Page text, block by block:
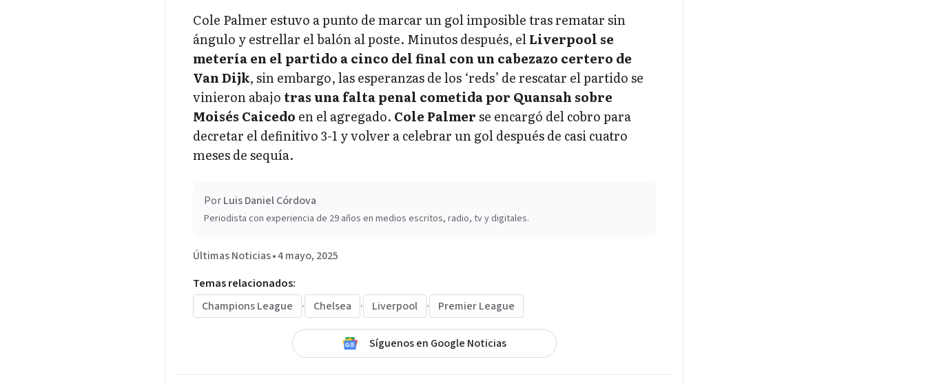
Cole Palmer estuvo a punto de marcar un gol imposible tras rematar sin
ángulo y estrellar el balón al poste. Minutos después, elLiverpool se
metería en el partido a cinco del final con un cabezazo certero de
Van Dijk, sin embargo, las esperanzas de los ‘reds’ de rescatar el partido se
vinieron abajo tras una falta penal cometida por Quansah sobre
Moisés Caicedo en el agregado. Cole Palmerse encargó del cobro para
decretar el definitivo 3-1 y volver a celebrar un gol después de casi cuatro
meses de sequía.
PorLuis Daniel Córdova
Periodista con experiencia de 29 años en medios escritos, radio, tv y digitales.
Últimas Noticias•4 mayo, 2025
Temas relacionados:
Champions League
· Chelsea · Liverpool · Premier League
Síguenos en Google Noticias